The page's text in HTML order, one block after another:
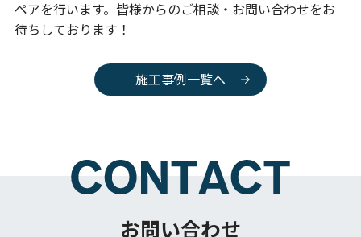
ペアを行います。皆様からのご相談・お問い合わせをお
待ちしております！
施工事例一覧へ
お問い合わせ